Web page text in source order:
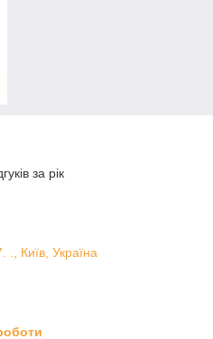
за рік
., Київ, Україна